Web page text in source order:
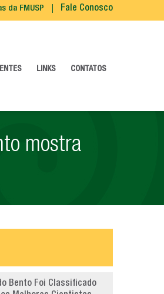
da FMUSP Fale Conosco
LINKS CONTATOS
mostra
Bento Foi Classificado